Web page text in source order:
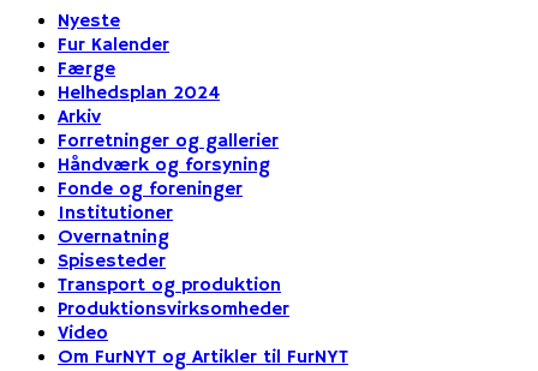
Nyeste
Fur Kalender
Færge
Helhedsplan 2024
Arkiv
Forretninger og gallerier
Håndværk og forsyning
Fonde og foreninger
Institutioner
Overnatning
Spisesteder
Transport og produktion
Produktionsvirksomheder
Video
Om FurNYT og Artikler til FurNYT